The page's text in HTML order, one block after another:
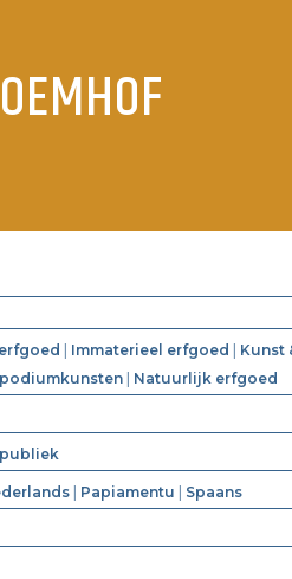
Immaterieel erfgoed Kunst
Natuurlijk erfgoed
Papiamentu Spaans